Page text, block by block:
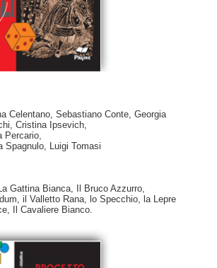
Celentano, Sebastiano Conte, Georgia
Cristina Ipsevich,
Percario,
Spagnulo, Luigi Tomasi
Gattina Bianca, Il Bruco Azzurro,
il Valletto Rana, lo Specchio, la Lepre
Il Cavaliere Bianco.